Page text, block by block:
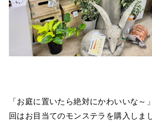
「お庭に置いたら絶対にかわいいな～
回はお目当てのモンステラを購入しま